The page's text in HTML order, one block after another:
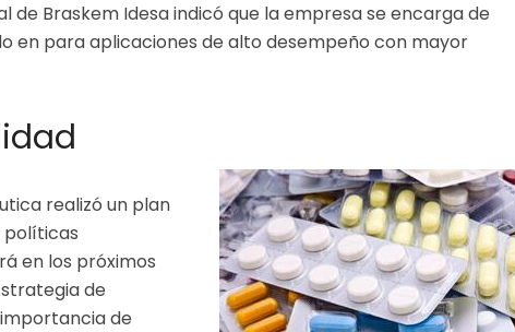
de Braskem Idesa indicó que la empresa se encarga de
en para aplicaciones de alto desempeño con mayor
realizó un plan
políticas
en los próximos
de
de